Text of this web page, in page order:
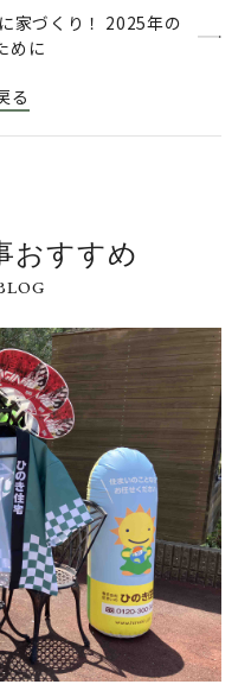
る
家づくり！ 2025年の
めに
おすすめ